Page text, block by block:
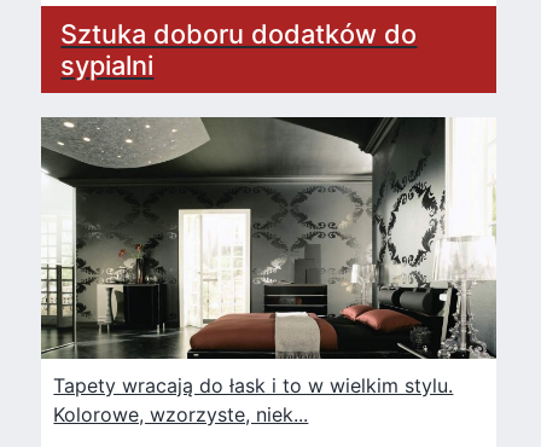
Sztuka doboru dodatków do
sypialni
Tapety wracają do łask i to w wielkim stylu.
Kolorowe, wzorzyste, niek...